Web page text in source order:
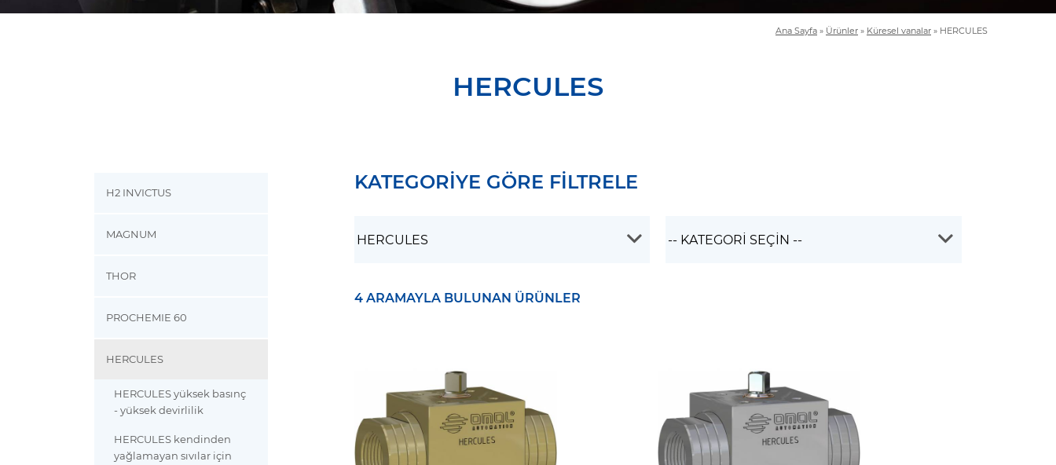
Ana Sayfa » Ürünler » Küresel vanalar » HERCULES
HERCULES
H2 INVICTUS
MAGNUM
THOR
PROCHEMIE 60
HERCULES
HERCULES yüksek basınç
- yüksek devirlilik
HERCULES kendinden
yağlamayan sıvılar için
KATEGORİYE GÖRE FİLTRELE
4 ARAMAYLA BULUNAN ÜRÜNLER